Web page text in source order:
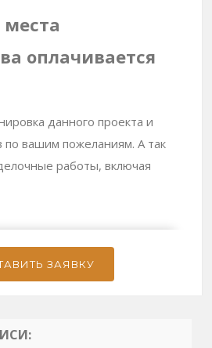
оплачивается
данного проекта и
по вашим пожеланиям. А так
работы, включая
ЗАЯВКУ